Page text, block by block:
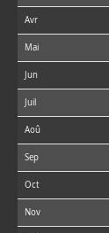
Avr
Mai
Jun
Juil
Aoû
Sep
Oct
Nov